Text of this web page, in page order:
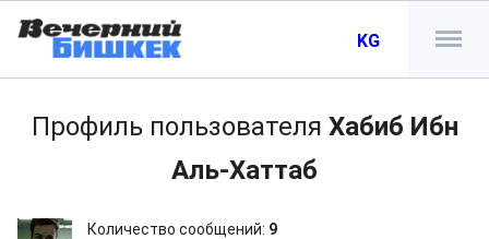
KG
Профиль пользователя Хабиб Ибн
Аль-Хаттаб
Количество сообщений: 9